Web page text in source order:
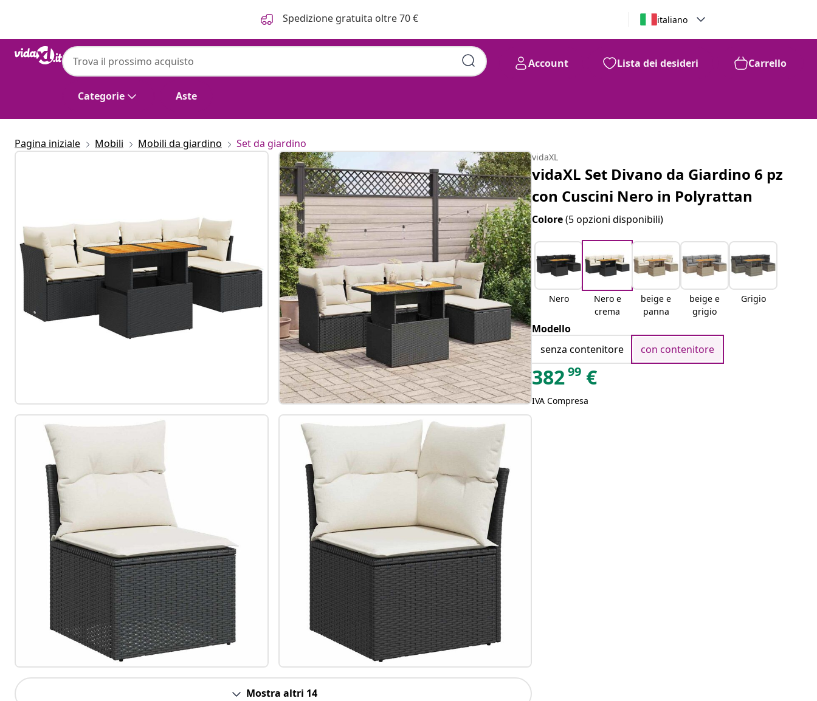
Spedizione gratuita oltre 70 € italiano
Categorie Aste
Account Lista dei desideri Carrello
Pagina iniziale Mobili Mobili da giardino Set da giardino
Mostra altri 14
vidaXL
vidaXL Set Divano da Giardino 6 pz
con Cuscini Nero in Polyrattan
Colore(5 opzioni disponibili)
Nero
Nero e
crema
beige e
panna
beige e
grigio
Grigio
Modello
senza contenitore
con contenitore
38299 €
IVA Compresa